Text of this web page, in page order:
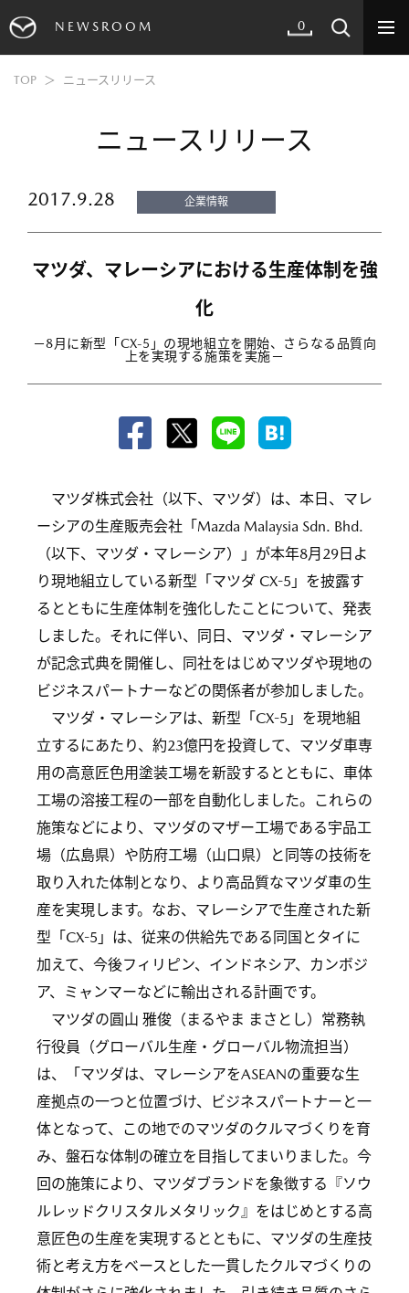
NEWSROOM 0
TOP ニュースリリース
ニュースリリース
2017.9.28 企業情報
マツダ、マレーシアにおける生産体制を強
化
－8月に新型「CX-5」の現地組立を開始、さらなる品質向
上を実現する施策を実施－
マツダ株式会社（以下、マツダ）は、本日、マレ
ーシアの生産販売会社「Mazda Malaysia Sdn. Bhd.
（以下、マツダ・マレーシア）」が本年8月29日よ
り現地組立している新型「マツダ CX-5」を披露す
るとともに生産体制を強化したことについて、発表
しました。それに伴い、同日、マツダ・マレーシア
が記念式典を開催し、同社をはじめマツダや現地の
ビジネスパートナーなどの関係者が参加しました。
マツダ・マレーシアは、新型「CX-5」を現地組
立するにあたり、約23億円を投資して、マツダ車専
用の高意匠色用塗装工場を新設するとともに、車体
工場の溶接工程の一部を自動化しました。これらの
施策などにより、マツダのマザー工場である宇品工
場（広島県）や防府工場（山口県）と同等の技術を
取り入れた体制となり、より高品質なマツダ車の生
産を実現します。なお、マレーシアで生産された新
型「CX-5」は、従来の供給先である同国とタイに
加えて、今後フィリピン、インドネシア、カンボジ
ア、ミャンマーなどに輸出される計画です。
マツダの圓山 雅俊（まるやま まさとし）常務執
行役員（グローバル生産・グローバル物流担当）
は、「マツダは、マレーシアをASEANの重要な生
産拠点の一つと位置づけ、ビジネスパートナーと一
体となって、この地でのマツダのクルマづくりを育
み、盤石な体制の確立を目指してまいりました。今
回の施策により、マツダブランドを象徴する『ソウ
ルレッドクリスタルメタリック』をはじめとする高
意匠色の生産を実現するとともに、マツダの生産技
術と考え方をベースとした一貫したクルマづくりの